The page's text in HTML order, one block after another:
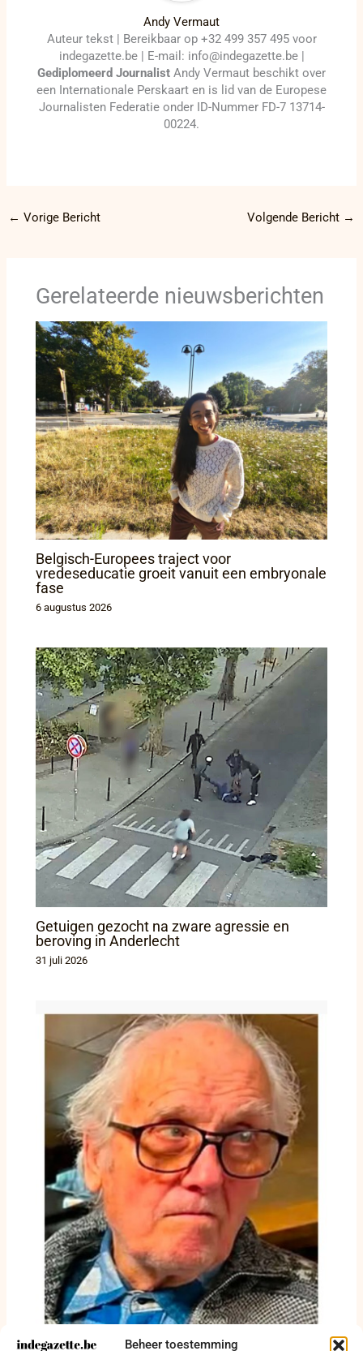
Beheer toestemming
Andy Vermaut
Auteur tekst | Bereikbaar op +32 499 357 495 voor
indegazette.be | E-mail: info@indegazette.be |
Gediplomeerd Journalist Andy Vermaut beschikt over
een Internationale Perskaart en is lid van de Europese
Journalisten Federatie onder ID-Nummer FD-7 13714-
00224.
← Vorige Bericht Volgende Bericht →
Gerelateerde nieuwsberichten
Belgisch-Europees traject voor
vredeseducatie groeit vanuit een embryonale
fase
6 augustus 2026
Getuigen gezocht na zware agressie en
beroving in Anderlecht
31 juli 2026